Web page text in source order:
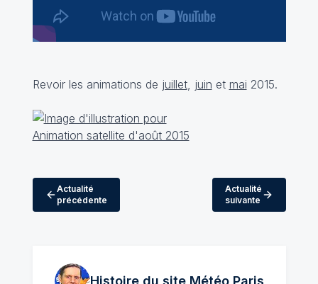
Revoir les animations de juillet, juin et mai 2015.
Actualité
précédente
Actualité
suivante
Histoire du site MétéoParis